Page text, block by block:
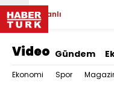
Canlı
Video Gündem
Ekonomi Spor